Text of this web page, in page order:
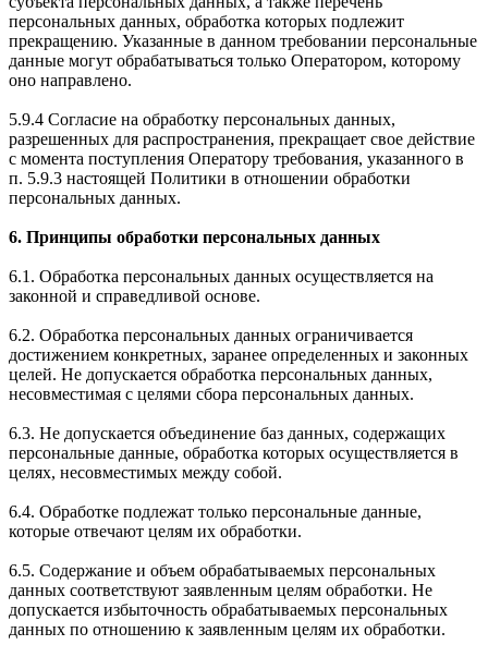
персональных данных, обработка которых подлежит
прекращению. Указанные в данном требовании персональные
данные могут обрабатываться только Оператором, которому
оно направлено.
5.9.4 Согласие на обработку персональных данных,
разрешенных для распространения, прекращает свое действие
с момента поступления Оператору требования, указанного в
п. 5.9.3 настоящей Политики в отношении обработки
персональных данных.
6. Принципы обработки персональных данных
6.1. Обработка персональных данных осуществляется на
законной и справедливой основе.
6.2. Обработка персональных данных ограничивается
достижением конкретных, заранее определенных и законных
целей. Не допускается обработка персональных данных,
несовместимая с целями сбора персональных данных.
6.3. Не допускается объединение баз данных, содержащих
персональные данные, обработка которых осуществляется в
целях, несовместимых между собой.
6.4. Обработке подлежат только персональные данные,
которые отвечают целям их обработки.
6.5. Содержание и объем обрабатываемых персональных
данных соответствуют заявленным целям обработки. Не
допускается избыточность обрабатываемых персональных
данных по отношению к заявленным целям их обработки.